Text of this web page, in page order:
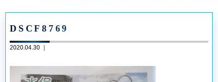
DSCF8769
2020.04.30 ｜